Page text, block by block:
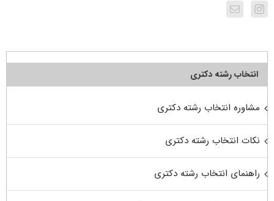
انتخاب رشته دکتری
مشاوره انتخاب رشته دکتری
نکات انتخاب رشته دکتری
راهنمای انتخاب رشته دکتری